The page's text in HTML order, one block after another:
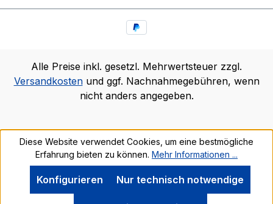
Alle Preise inkl. gesetzl. Mehrwertsteuer zzgl.
Versandkostenund ggf. Nachnahmegebühren, wenn
nicht anders angegeben.
Diese Website verwendet Cookies, um eine bestmögliche
Erfahrung bieten zu können. Mehr Informationen ...
Nur technisch notwendige
Konfigurieren